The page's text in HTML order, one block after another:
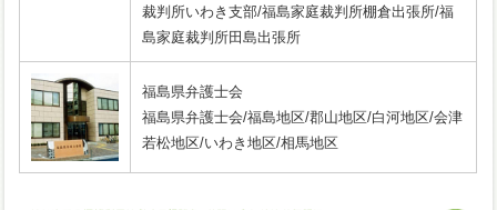
裁判所いわき支部/福島家庭裁判所棚倉出張所/福
島家庭裁判所田島出張所
福島県弁護士会
福島県弁護士会/福島地区/郡山地区/白河地区/会津
若松地区/いわき地区/相馬地区